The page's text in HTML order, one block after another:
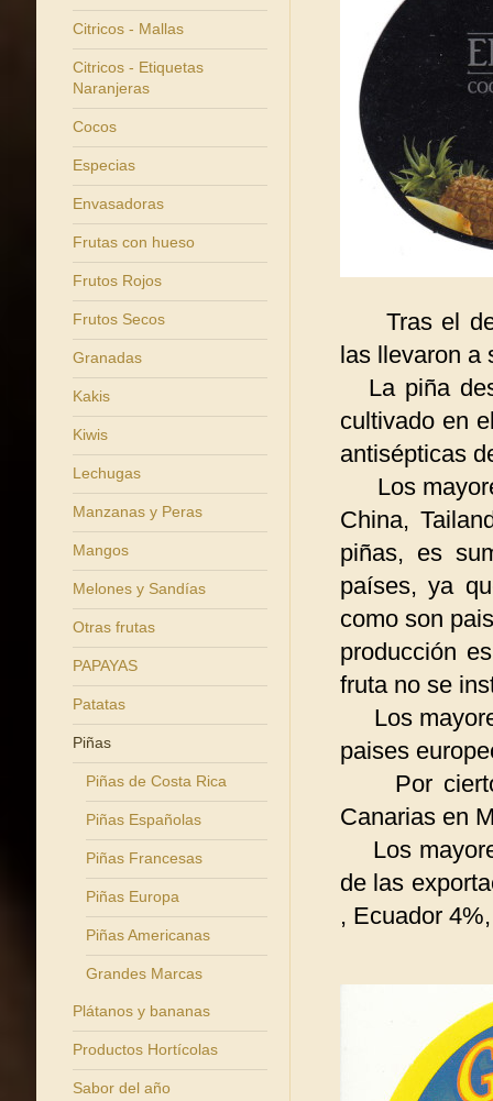
Citricos - Mallas
Citricos - Etiquetas
Naranjeras
Cocos
Especias
Envasadoras
Frutas con hueso
Frutos Rojos
Frutos Secos
Granadas
Kakis
Kiwis
Lechugas
Manzanas y Peras
Mangos
Melones y Sandías
Otras frutas
PAPAYAS
Patatas
Piñas
Piñas de Costa Rica
Piñas Españolas
Piñas Francesas
Piñas Europa
Piñas Americanas
Grandes Marcas
Plátanos y bananas
Productos Hortícolas
Sabor del año
Tras el
las llevaron a
La piña
cultivado en
antisépticas
Los
China,
piñas, es
países, ya
como son
producción
fruta no se
Los
paises
Por cierto
Canarias en
Los
de las
, Ecuador